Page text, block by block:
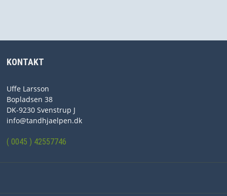
KONTAKT
Uffe Larsson
Bopladsen 38
DK-9230 Svenstrup J
info@tandhjaelpen.dk
( 0045 ) 42557746